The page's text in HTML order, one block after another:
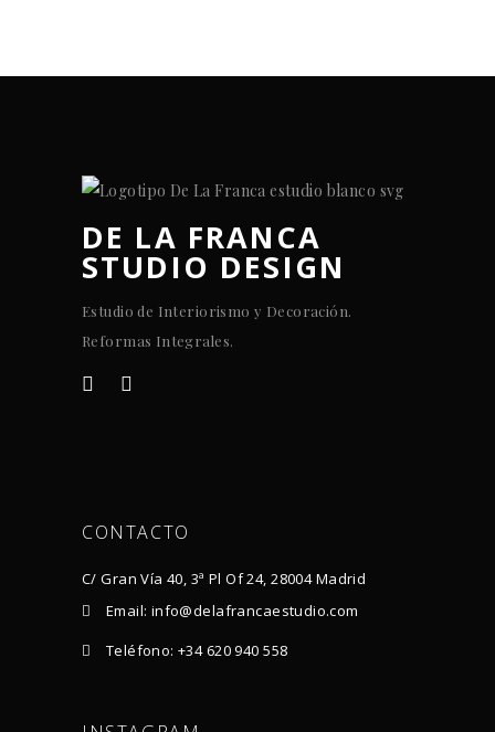
DE LA FRANCA
STUDIO DESIGN
Estudio de Interiorismo y Decoración.
Reformas Integrales.
CONTACTO
C/ Gran Vía 40, 3ª Pl Of 24, 28004 Madrid
Email: info@delafrancaestudio.com
Teléfono: +34 620 940 558